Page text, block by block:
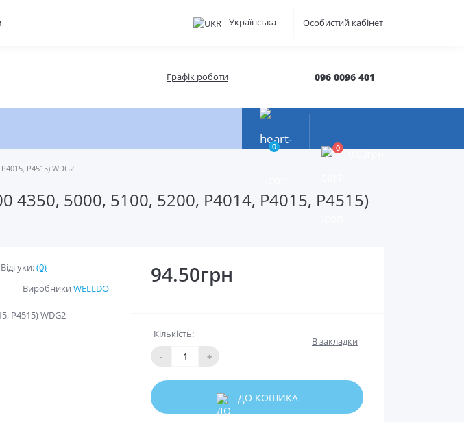
Українська Особистий кабінет
Графік роботи 096 0096 401
0 0
P4515) WDG2
4350, 5000, 5100, 5200, P4014, P4015, P4515)
Відгуки:(0)
Виробники WELLDO
94.50грн
Кількість:
-
+
В закладки
ДО КОШИКА